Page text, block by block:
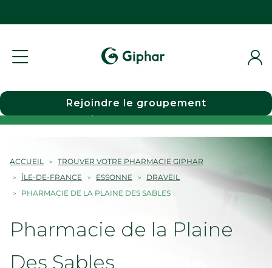
Choisir une pharmacie
Rejoindre le groupement
ACCUEIL
TROUVER VOTRE PHARMACIE GIPHAR
ÎLE-DE-FRANCE
ESSONNE
DRAVEIL
PHARMACIE DE LA PLAINE DES SABLES
Pharmacie de la Plaine
Des Sables